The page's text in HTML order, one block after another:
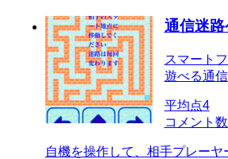
通信迷
スマート
遊べる通
平均点4
コメント数
自機を操作して、相手プレーヤ